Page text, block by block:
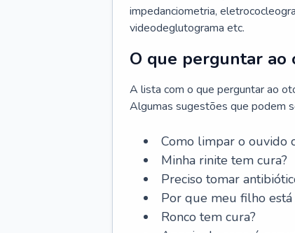
impedanciometria,
videodeglutograma etc.
O que perguntar
A lista com o que perguntar ao
Algumas sugestões que podem
Como limpar o ouvido
Minha rinite tem cura?
Preciso tomar
Por que meu filho
Ronco tem cura?